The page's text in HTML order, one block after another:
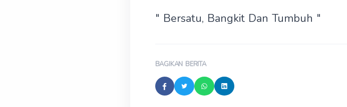
" Bersatu, Bangkit Dan Tumbuh "
BAGIKAN BERITA